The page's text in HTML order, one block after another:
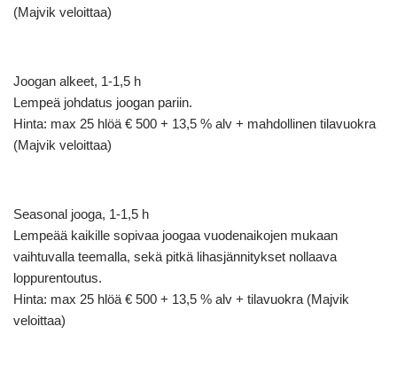
(Majvik veloittaa)
Joogan alkeet, 1-1,5 h
Lempeä johdatus joogan pariin.
Hinta: max 25 hlöä € 500 + 13,5 % alv + mahdollinen tilavuokra
(Majvik veloittaa)
Seasonal jooga, 1-1,5 h
Lempeää kaikille sopivaa joogaa vuodenaikojen mukaan
vaihtuvalla teemalla, sekä pitkä lihasjännitykset nollaava
loppurentoutus.
Hinta: max 25 hlöä € 500 + 13,5 % alv + tilavuokra (Majvik
veloittaa)